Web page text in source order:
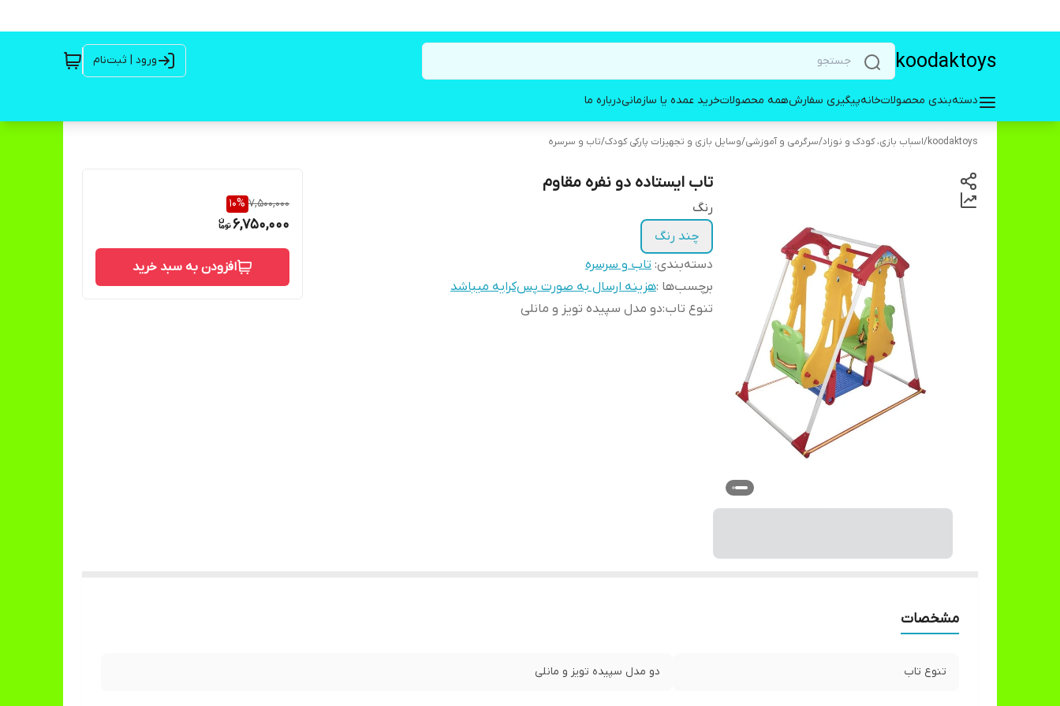
koodaktoys ورود | ثبت‌نام
دسته‌بندی محصولاتخانهپیگیری سفارشهمه محصولاتخرید عمده یا سازمانیدرباره ما
koodaktoys
/اسباب بازی، کودک و نوزاد/سرگرمی و آموزشی/وسایل بازی و تجهیزات پارکی کودک/تاب و سرسره
تاب ایستاده دو نفره مقاوم
رنگ
چند رنگ
دسته‌بندی: تاب و سرسره
برچسب‌ها :هزینه ارسال به صورت پس‌کرایه میباشد
تنوع تاب:دو مدل سپیده تویز و مانلی
7,500,000
10%
6,750,000
افزودن به سبد خرید
مشخصات
تنوع تاب دو مدل سپیده تویز و مانلی